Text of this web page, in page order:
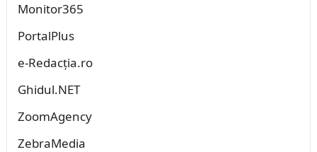
Monitor365
PortalPlus
e-Redacția.ro
Ghidul.NET
ZoomAgency
ZebraMedia